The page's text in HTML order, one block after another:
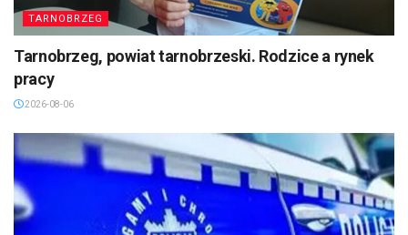
TARNOBRZEG
Tarnobrzeg, powiat tarnobrzeski. Rodzice a rynek
pracy
2026-08-06